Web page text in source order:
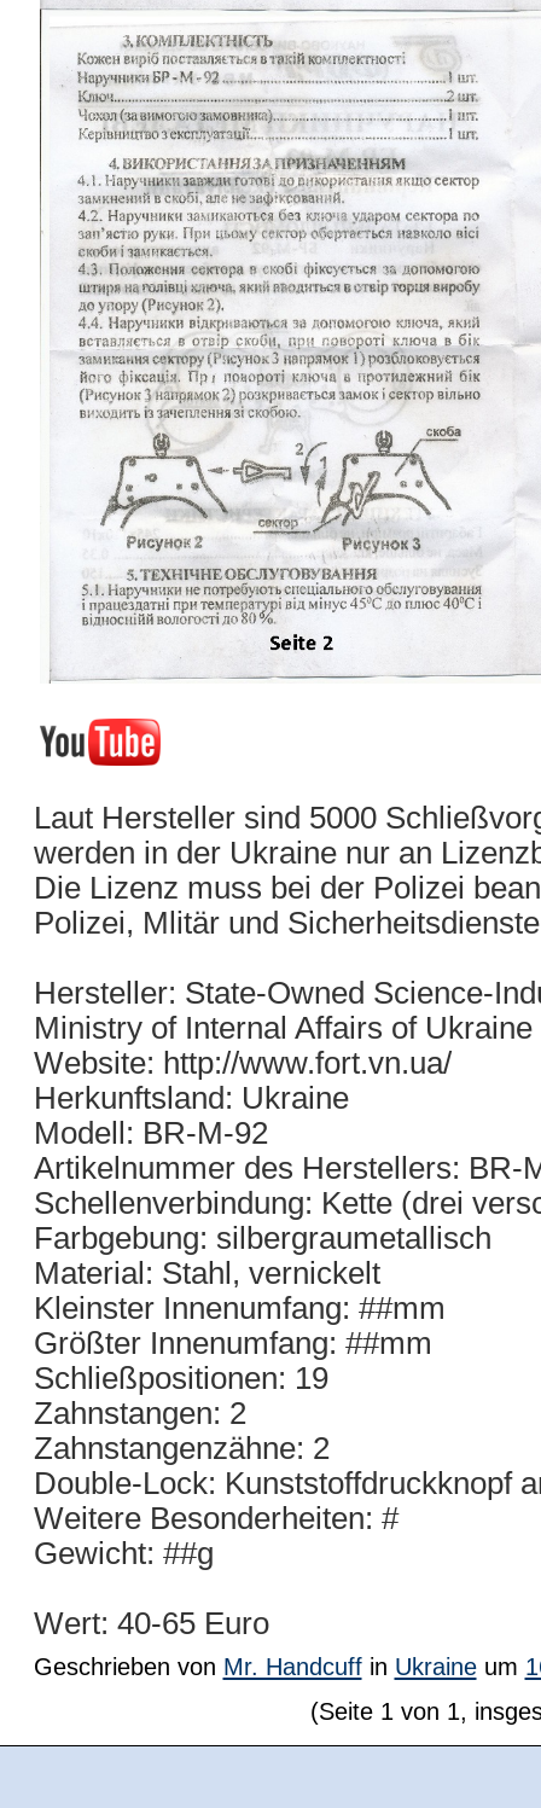
Laut Hersteller sind 5000
werden in der Ukraine nur an
Die Lizenz muss bei der Polizei
Polizei, Mlitär und
Hersteller: State-Owned Science-
Ministry of Internal Affairs of Ukraine
Website: http://www.fort.vn.ua/
Herkunftsland: Ukraine
Modell: BR-M-92
Artikelnummer des Herstellers: BR-
Schellenverbindung: Kette (drei
Farbgebung: silbergraumetallisch
Material: Stahl, vernickelt
Kleinster Innenumfang: ##mm
Größter Innenumfang: ##mm
Schließpositionen: 19
Zahnstangen: 2
Zahnstangenzähne: 2
Double-Lock: Kunststoffdruckknopf
Weitere Besonderheiten: #
Gewicht: ##g
Wert: 40-65 Euro
Geschrieben von Mr. Handcuffin Ukraineum
(Seite 1 von 1,